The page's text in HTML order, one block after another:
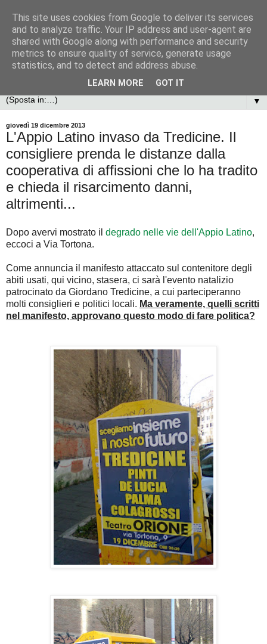
▼
giovedì 19 dicembre 2013
L'Appio Latino invaso da Tredicine. Il
consigliere prenda le distanze dalla
cooperativa di affissioni che lo ha tradito
e chieda il risarcimento danni,
altrimenti...
Dopo avervi mostrato il degrado nelle vie dell'Appio Latino,
eccoci a Via Tortona.
Come annuncia il manifesto attaccato sul contenitore degli
abiti usati, qui vicino, stasera, ci sarà l'evento natalizio
patrocinato da Giordano Tredicine, a cui parteciperanno
molti consiglieri e politici locali. Ma veramente, quelli scritti
nel manifesto, approvano questo modo di fare politica?
This site uses cookies from Google to deliver its services
and to analyze traffic. Your IP address and user-agent are
shared with Google along with performance and security
metrics to ensure quality of service, generate usage
statistics, and to detect and address abuse.
LEARN MORE GOT IT